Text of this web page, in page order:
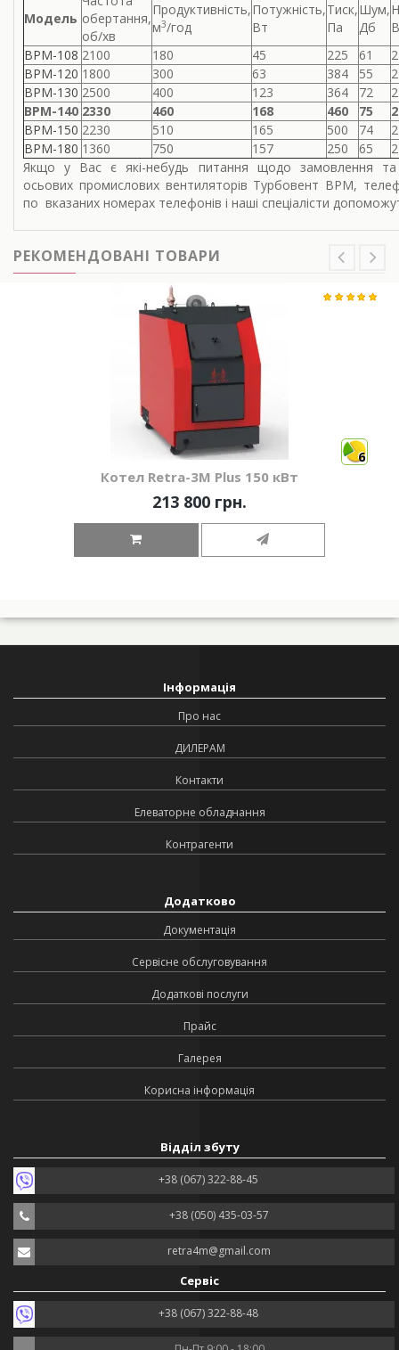
Модель обертання,
об/хв
Продуктивність,
м3/год
Потужність,
Вт
Тиск,
Па
Шум,
Дб
В
ВРМ-108 2100 180 45 225 61
ВРМ-120 1800 300 63 384 55
ВРМ-130 2500 400 123 364 72
ВРМ-140 2330 460 168 460 75
ВРМ-150 2230 510 165 500 74
ВРМ-180 1360 750 157 250 65
Якщо у Вас є які-небудь питання щодо замовлення та
осьових промислових вентиляторів Турбовент ВРМ,
по вказаних номерах телефонів і наші спеціалісти
РЕКОМЕНДОВАНІ ТОВАРИ
6
Котел Retra-3М Plus 150 кВт
213 800 грн.
Інформація
Про нас
ДИЛЕРАМ
Контакти
Елеваторне обладнання
Контрагенти
Додатково
Документація
Сервісне обслуговування
Додаткові послуги
Прайс
Галерея
Корисна інформація
Відділ збуту
+38 (067) 322-88-45
+38 (050) 435-03-57
retra4m@gmail.com
Сервіс
+38 (067) 322-88-48